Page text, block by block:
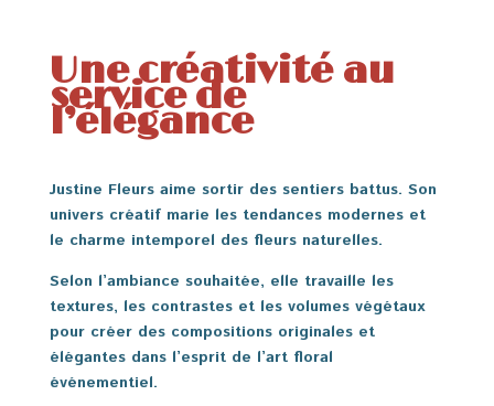
Une créativité au
service de
l’élégance
Justine Fleurs aime sortir des sentiers battus. Son
univers créatif marie les tendances modernes et
le charme intemporel des fleurs naturelles.
Selon l’ambiance souhaitée, elle travaille les
textures, les contrastes et les volumes végétaux
pour créer des compositions originales et
élégantes dans l’esprit de l’art floral
événementiel.